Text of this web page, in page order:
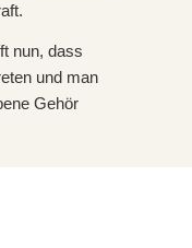
nun, dass
und man
Gehör